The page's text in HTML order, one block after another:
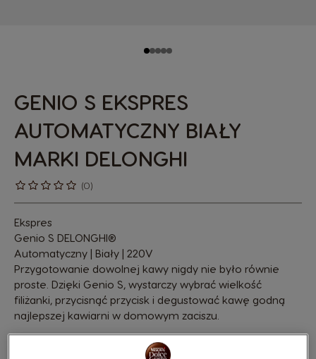
GENIO S EKSPRES
AUTOMATYCZNY BIAŁY
MARKI DELONGHI
(0)
Ekspres
Genio S DELONGHI®
Automatyczny | Biały | 220V
Przygotowanie dowolnej kawy nigdy nie było równie
proste. Dzięki Genio S, wystarczy wybrać wielkość
filiżanki, przycisnąć przycisk i degustować kawę godną
najlepszej kawiarni w domowym zaciszu.